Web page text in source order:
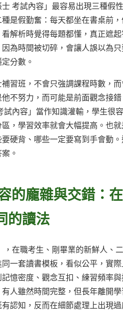
考試內容」最容易出現三種假
是假勤奮：每天都坐在書桌前
解析時覺得每題都懂，真正遮
為時間被切碎，會讓人誤以為
分數。
習班，不會只強調課程時數，
不努力，而可能是前面觀念接
內容」當作知識灌輸，學生很
，學習效率就會大幅提高。也
硬背、哪些一定要寫到手會動
。
的龐雜與交錯：
的讀法
在職考生、剛畢業的新鮮人、
一套讀書模板，看似公平，實
憶密度、觀念互扣、練習頻率
人雖然時間完整，但長年離開
認知，反而在細節處理上出現